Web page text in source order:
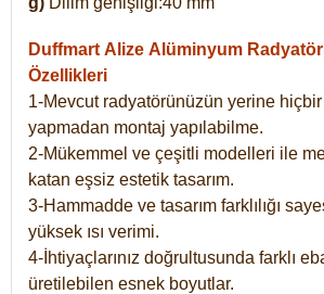
Duffmart Alize Alüminyum
Özellikleri
1-Mevcut radyatörünüzün yerine
yapmadan montaj yapılabilme.
2-Mükemmel ve çeşitli modelleri ile
katan eşsiz estetik tasarım.
3-Hammadde ve tasarım farklılığı
yüksek ısı verimi.
4-İhtiyaçlarınız doğrultusunda farklı
üretilebilen esnek boyutlar.